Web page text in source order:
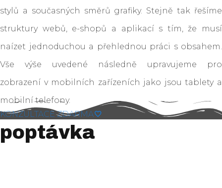
stylů a současných směrů grafiky. Stejně tak řešíme
struktury webů, e-shopů a aplikací s tím, že musí
naízet jednoduchou a přehlednou práci s obsahem.
Vše výše uvedené následně upravujeme pro
zobrazení v mobilních zařízeních jako jsou tablety a
mobilní telefony.
KONZULTACE ZDARMA
poptávka